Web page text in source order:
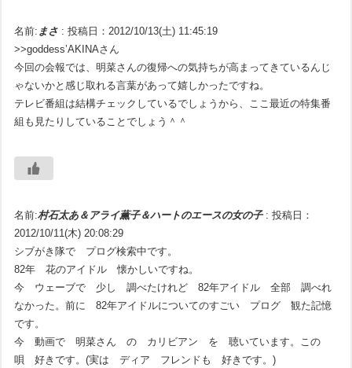
名前: まさ : 投稿日：2012/10/13(土) 11:45:19
>>goddess’AKINAさん
今回の会報では、明菜さんの復帰への気持ちが高まってきているんじ
ゃないかと感じ取れる言葉があって嬉しかったですね。
テレビ番組は結構チェックしているでしょうから、ここ最近の特集番
組も見たりしていることでしょう＾＾
名前:村石太あ＆アライ薫子＆ハートのエースの女の子: 投稿日：
2012/10/11(木) 20:08:29
シブがき隊で プログ検索中です。
82年 花のアイドル 懐かしいですね。
今 ウェーブで 少し 調べたけれど 82年アイドル 全部 調べれ
なかった。前に 82年アイドルについてのすごい プログ 観た記憶
です。
今 動画で 明菜さん の カリビアン を 聴いています。この
唄 好きです。(実は ディア フレンドも 好きです。)